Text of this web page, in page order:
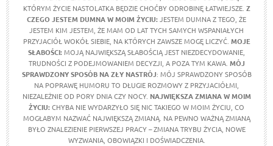
KTÓRYM ŻYCIE NASTOLATKA BĘDZIE CHOĆBY ODROBINĘ ŁATWIEJSZE. Z
CZEGO JESTEM DUMNA W MOIM ŻYCIU:JESTEM DUMNA Z TEGO, ŻE
JESTEM KIM JESTEM, ŻE MAM OD LAT TYCH SAMYCH WSPANIAŁYCH
PRZYJACIÓŁ WOKÓŁ SIEBIE, NA KTÓRYCH ZAWSZE MOGĘ LICZYĆ. MOJE
SŁABOŚCI:MOJĄ NAJWIĘKSZĄ SŁABOŚCIĄ JEST NIEZDECYDOWANIE,
TRUDNOŚCI Z PODEJMOWANIEM DECYZJI, A POZA TYM KAWA. MÓJ
SPRAWDZONY SPOSÓB NA ZŁY NASTRÓJ: MÓJ SPRAWDZONY SPOSÓB
NA POPRAWĘ HUMORU TO DŁUGIE ROZMOWY Z PRZYJACIÓŁMI,
NIEZALEŻNIE OD PORY DNIA CZY NOCY. NAJWIĘKSZA ZMIANA W MOIM
ŻYCIU:CHYBA NIE WYDARZYŁO SIĘ NIC TAKIEGO W MOIM ŻYCIU, CO
MOGŁABYM NAZWAĆ NAJWIĘKSZĄ ZMIANĄ. NA PEWNO WAŻNĄ ZMIANĄ
BYŁO ZNALEZIENIE PIERWSZEJ PRACY – ZMIANA TRYBU ŻYCIA, NOWE
WYZWANIA, OBOWIĄZKI I DOŚWIADCZENIA.